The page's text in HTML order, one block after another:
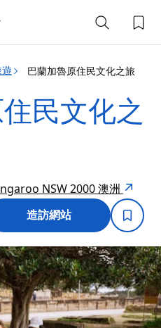
巴蘭加魯原住民文化之旅
民文化之
NSW 2000 澳洲
造訪網站